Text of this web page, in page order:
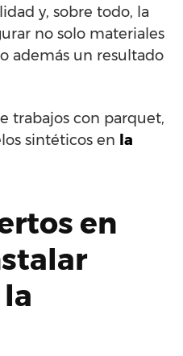
y, sobre todo, la
no solo materiales
además un resultado
trabajos con parquet,
sintéticos en la
en